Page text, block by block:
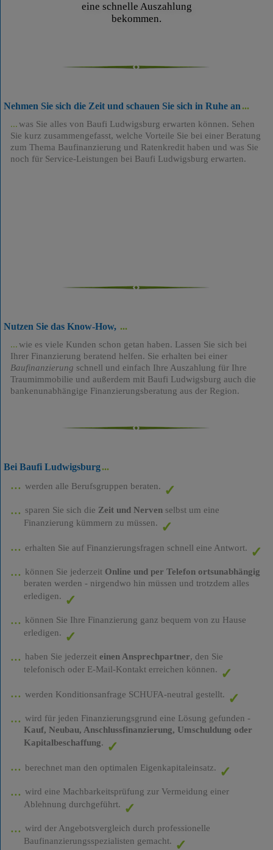
eine schnelle Auszahlung
bekommen.
Nehmen Sie sich die Zeit und schauen Sie sich in Ruhe an
was Sie alles von Baufi Ludwigsburg erwarten können. Sehen
Sie kurz zusammengefasst, welche Vorteile Sie bei einer Beratung
zum Thema Baufinanzierung und Ratenkredit haben und was Sie
noch für Service-Leistungen bei Baufi Ludwigsburg erwarten.
Nutzen Sie das Know-How,
wie es viele Kunden schon getan haben. Lassen Sie sich bei
Ihrer Finanzierung beratend helfen. Sie erhalten bei einer
Baufinanzierung schnell und einfach Ihre Auszahlung für Ihre
Traumimmobilie und außerdem mit Baufi Ludwigsburg auch die
bankenunabhängige Finanzierungsberatung aus der Region.
Bei Baufi Ludwigsburg
werden alle Berufsgruppen beraten.
sparen Sie sich die Zeit und Nervenselbst um eine
Finanzierung kümmern zu müssen.
erhalten Sie auf Finanzierungsfragen schnell eine Antwort.
können Sie jederzeit Online und per Telefon ortsunabhängig
beraten werden - nirgendwo hin müssen und trotzdem alles
erledigen.
können Sie Ihre Finanzierung ganz bequem von zu Hause
erledigen.
haben Sie jederzeit einen Ansprechpartner, den Sie
telefonisch oder E-Mail-Kontakt erreichen können.
werden Konditionsanfrage SCHUFA-neutral gestellt.
wird für jeden Finanzierungsgrund eine Lösung gefunden -
Kauf, Neubau, Anschlussfinanzierung, Umschuldung oder
Kapitalbeschaffung.
berechnet man den optimalen Eigenkapitaleinsatz.
wird eine Machbarkeitsprüfung zur Vermeidung einer
Ablehnung durchgeführt.
wird der Angebotsvergleich durch professionelle
Baufinanzierungsspezialisten gemacht.